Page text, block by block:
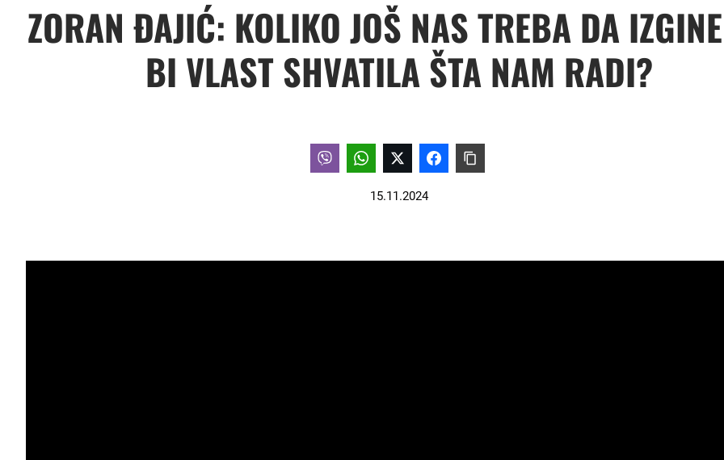
ZORAN ĐAJIĆ: KOLIKO JOŠ NAS TREBA DA
BI VLAST SHVATILA ŠTA NAM RADI?
15.11.2024